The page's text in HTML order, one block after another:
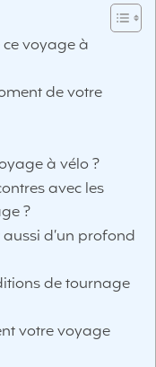
ce voyage à
de votre
à vélo ?
avec les
?
d’un profond
de tournage
votre voyage